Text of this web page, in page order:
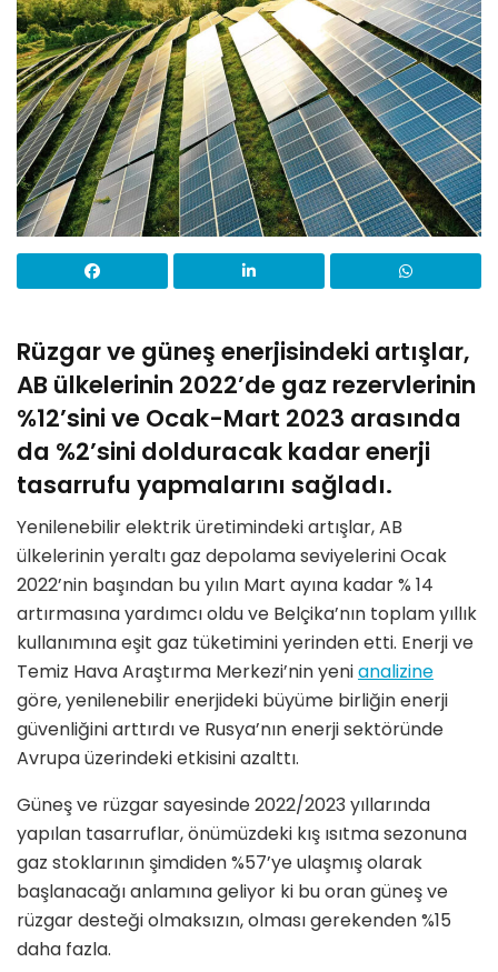
Rüzgar ve güneş enerjisindeki artışlar,
AB ülkelerinin 2022’de gaz rezervlerinin
%12’sini ve Ocak-Mart 2023 arasında
da %2’sini dolduracak kadar enerji
tasarrufu yapmalarını sağladı.
Yenilenebilir elektrik üretimindeki artışlar, AB
ülkelerinin yeraltı gaz depolama seviyelerini Ocak
2022’nin başından bu yılın Mart ayına kadar % 14
artırmasına yardımcı oldu ve Belçika’nın toplam yıllık
kullanımına eşit gaz tüketimini yerinden etti. Enerji ve
Temiz Hava Araştırma Merkezi’nin yenianalizine
göre, yenilenebilir enerjideki büyüme birliğin enerji
güvenliğini arttırdı ve Rusya’nın enerji sektöründe
Avrupa üzerindeki etkisini azalttı.
Güneş ve rüzgar sayesinde 2022/2023 yıllarında
yapılan tasarruflar, önümüzdeki kış ısıtma sezonuna
gaz stoklarının şimdiden %57’ye ulaşmış olarak
başlanacağı anlamına geliyor ki bu oran güneş ve
rüzgar desteği olmaksızın, olması gerekenden %15
daha fazla.